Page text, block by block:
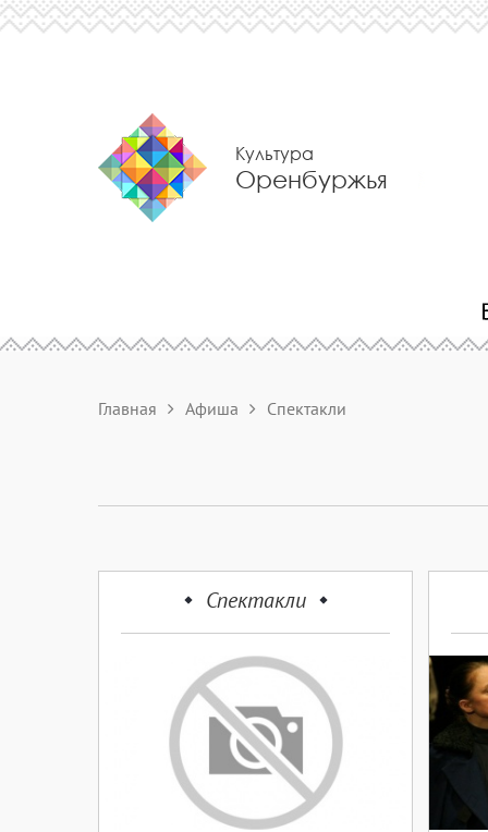
Культура
Оренбуржья
Главная Афиша Спектакли
Спектакли